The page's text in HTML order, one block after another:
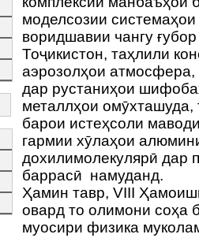
моделсозии
воридшавии чангу
Тоҷикистон, таҳлили
аэрозолҳои атмосфера,
дар рустаниҳои
металлҳои омӯхташуда,
барои истеҳсоли
гармии хӯлаҳои
дохилимолекулярӣ дар
баррасӣ намуданд.
Ҳамин тавр, VIII
овард то олимони соҳа
муосири физика